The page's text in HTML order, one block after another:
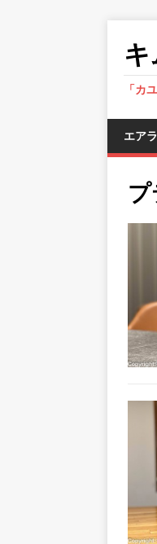
「カ
エア